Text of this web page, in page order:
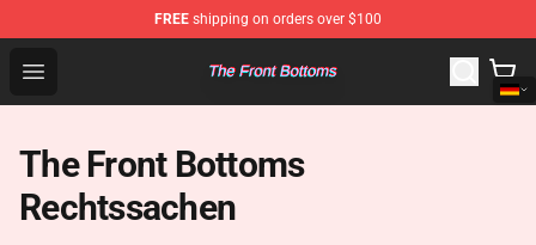
FREE shipping on orders over $100
Open menu
The Front Bottoms Store - Official The Front Bottoms
The Front Bottoms
Rechtssachen